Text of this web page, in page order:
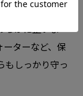
子の細かいミス
ーターなど、保
もしっかり守っ